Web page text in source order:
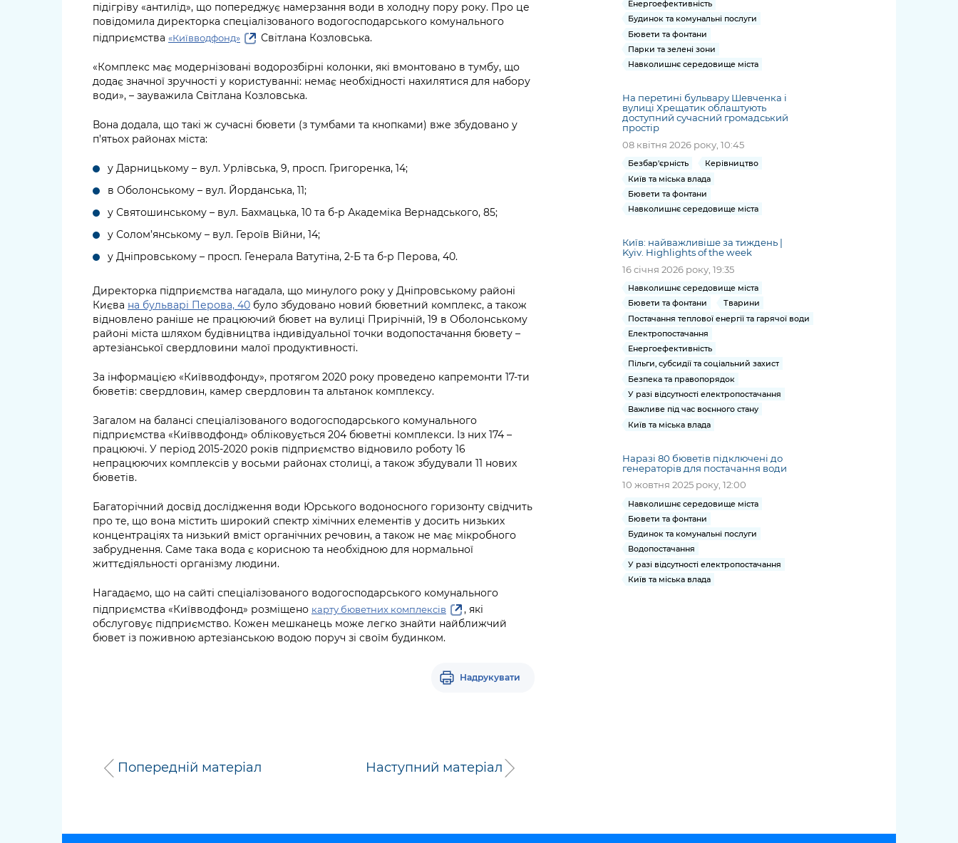
підігріву «антилід», що попереджує намерзання води в холодну пору року. Про це
повідомила директорка спеціалізованого водогосподарського комунального
підприємства «Київводфонд» Світлана Козловська.
«Комплекс має модернізовані водорозбірні колонки, які вмонтовано в тумбу, що
додає значної зручності у користуванні: немає необхідності нахилятися для набору
води», – зауважила Світлана Козловська.
Вона додала, що такі ж сучасні бювети (з тумбами та кнопками) вже збудовано у
п’ятьох районах міста:
у Дарницькому – вул. Урлівська, 9, просп. Григоренка, 14;
в Оболонському – вул. Йорданська, 11;
у Святошинському – вул. Бахмацька, 10 та б‑р Академіка Вернадського, 85;
у Солом’янському – вул. Героїв Війни, 14;
у Дніпровському – просп. Генерала Ватутіна, 2-Б та б-р Перова, 40.
Директорка підприємства нагадала, що минулого року у Дніпровському районі
Києва на бульварі Перова, 40 було збудовано новий бюветний комплекс, а також
відновлено раніше не працюючий бювет на вулиці Прирічній, 19 в Оболонському
районі міста шляхом будівництва індивідуальної точки водопостачання бювету –
артезіанської свердловини малої продуктивності.
За інформацією «Київводфонду», протягом 2020 року проведено капремонти 17-ти
бюветів: свердловин, камер свердловин та альтанок комплексу.
Загалом на балансі спеціалізованого водогосподарського комунального
підприємства «Київводфонд» обліковується 204 бюветні комплекси. Із них 174 –
працюючі. У період 2015-2020 років підприємство відновило роботу 16
непрацюючих комплексів у восьми районах столиці, а також збудували 11 нових
бюветів.
Багаторічний досвід дослідження води Юрського водоносного горизонту свідчить
про те, що вона містить широкий спектр хімічних елементів у досить низьких
концентраціях та низький вміст органічних речовин, а також не має мікробного
забруднення. Саме така вода є корисною та необхідною для нормальної
життєдіяльності організму людини.
Нагадаємо, що на сайті спеціалізованого водогосподарського комунального
підприємства «Київводфонд» розміщено карту бюветних комплексів
, які
обслуговує підприємство. Кожен мешканець може легко знайти найближчий
бювет із поживною артезіанською водою поруч зі своїм будинком.
Надрукувати
Попередній матеріал Наступний матеріал
Енергоефективність
Будинок та комунальні послуги
Бювети та фонтани
Парки та зелені зони
Навколишнє середовище міста
На перетині бульвару Шевченка і
вулиці Хрещатик облаштують
доступний сучасний громадський
простір
08 квітня 2026 року, 10:45
Безбар'єрність
Керівництво
Київ та міська влада
Бювети та фонтани
Навколишнє середовище міста
Київ: найважливіше за тиждень |
Kyiv. Highlights of the week
16 січня 2026 року, 19:35
Навколишнє середовище міста
Бювети та фонтани
Тварини
Постачання теплової енергії та гарячої води
Електропостачання
Енергоефективність
Пільги, субсидії та соціальний захист
Безпека та правопорядок
У разі відсутності електропостачання
Важливе під час воєнного стану
Київ та міська влада
Наразі 80 бюветів підключені до
генераторів для постачання води
10 жовтня 2025 року, 12:00
Навколишнє середовище міста
Бювети та фонтани
Будинок та комунальні послуги
Водопостачання
У разі відсутності електропостачання
Київ та міська влада